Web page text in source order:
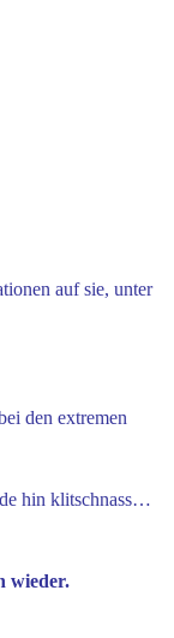
auf sie, unter
den extremen
hin klitschnass…
wieder.